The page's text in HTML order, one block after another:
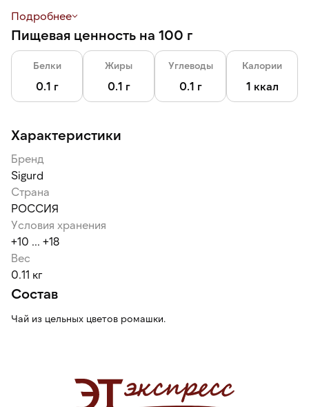
цветочными нотами и легкой горчинкой в послевкусии.
Подробнее
Пищевая ценность на 100 г
Белки
0.1 г
Жиры
0.1 г
Углеводы
0.1 г
Калории
1 ккал
Характеристики
Бренд
Sigurd
Страна
РОССИЯ
Условия хранения
+10 ... +18
Вес
0.11 кг
Состав
Чай из цельных цветов ромашки.